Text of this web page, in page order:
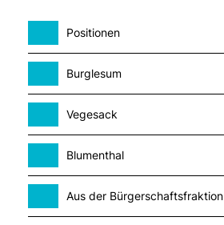
Positionen
Burglesum
Vegesack
Blumenthal
Aus der Bürgerschaftsfraktion